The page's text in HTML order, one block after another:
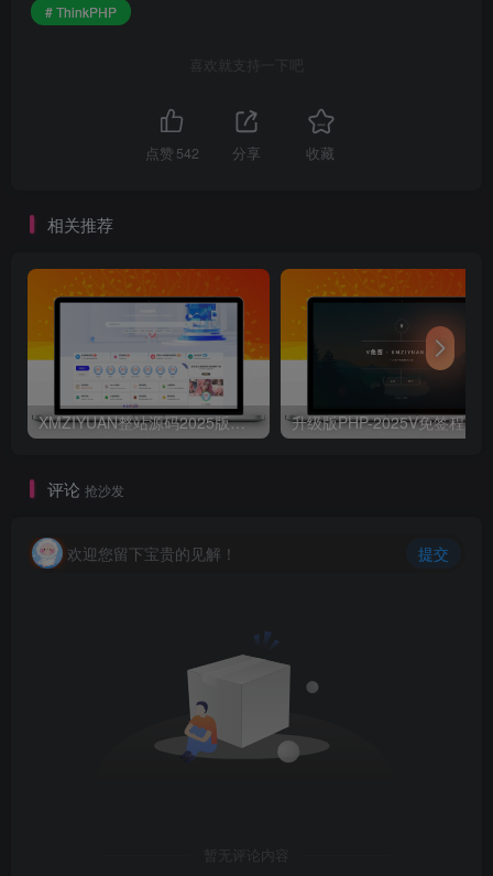
# ThinkPHP
喜欢就支持一下吧
点赞 542 分享 收藏
相关推荐
XMZIYUAN整站源码2025版带16000+整站资源
评论 抢沙发
欢迎您留下宝贵的见解！ 提交
暂无评论内容